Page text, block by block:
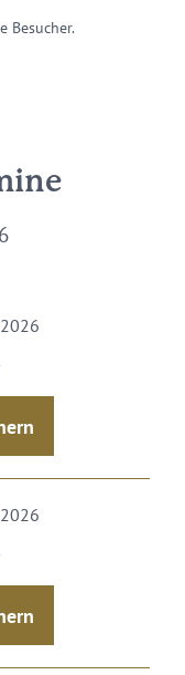
Besucher.